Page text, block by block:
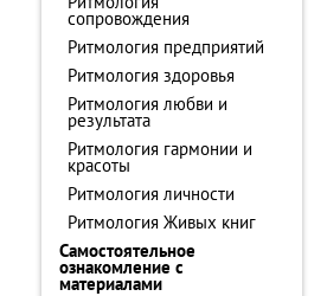
сопровождения
Ритмология предприятий
Ритмология здоровья
Ритмология любви и
результата
Ритмология гармонии и
красоты
Ритмология личности
Ритмология Живых книг
Самостоятельное
ознакомление с
материалами